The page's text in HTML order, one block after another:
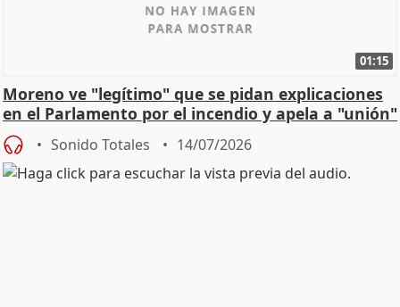
01:15
Moreno ve "legítimo" que se pidan explicaciones
en el Parlamento por el incendio y apela a "unión"
y
Sonido Totales 14/07/2026